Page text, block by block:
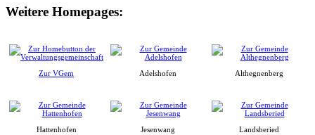
Weitere Homepages:
Zur VGem Adelshofen Althegnenberg
Hattenhofen Jesenwang Landsberied